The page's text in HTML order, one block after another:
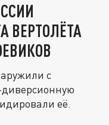
ВЕРТОЛЁТА
с
диверсионную
её.